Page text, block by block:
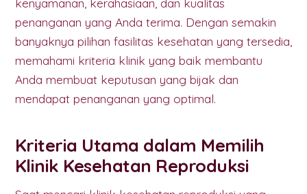
kenyamanan, kerahasiaan, dan kualitas
penanganan yang Anda terima. Dengan semakin
banyaknya pilihan fasilitas kesehatan yang tersedia,
memahami kriteria klinik yang baik membantu
Anda membuat keputusan yang bijak dan
mendapat penanganan yang optimal.
Kriteria Utama dalam Memilih
Klinik Kesehatan Reproduksi